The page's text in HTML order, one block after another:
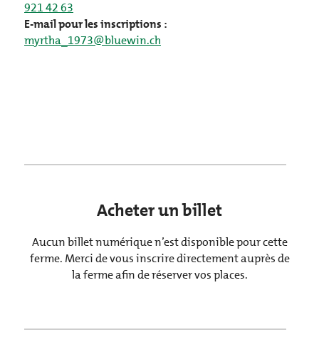
921 42 63
E-mail pour les inscriptions :
myrtha_1973@bluewin.ch
Acheter un billet
Aucun billet numérique n’est disponible pour cette
ferme. Merci de vous inscrire directement auprès de
la ferme afin de réserver vos places.